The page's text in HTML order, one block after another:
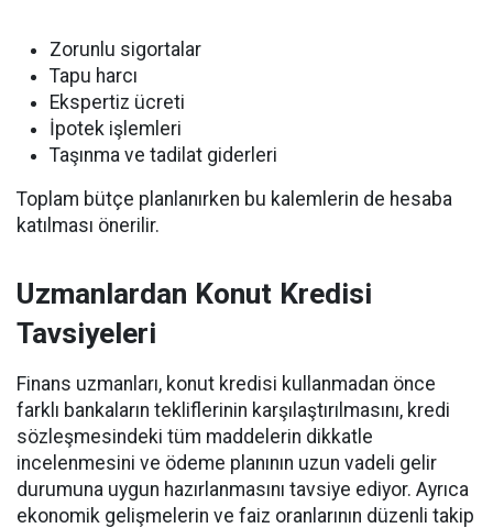
Zorunlu sigortalar
Tapu harcı
Ekspertiz ücreti
İpotek işlemleri
Taşınma ve tadilat giderleri
Toplam bütçe planlanırken bu kalemlerin de hesaba
katılması önerilir.
Uzmanlardan Konut Kredisi
Tavsiyeleri
Finans uzmanları, konut kredisi kullanmadan önce
farklı bankaların tekliflerinin karşılaştırılmasını, kredi
sözleşmesindeki tüm maddelerin dikkatle
incelenmesini ve ödeme planının uzun vadeli gelir
durumuna uygun hazırlanmasını tavsiye ediyor. Ayrıca
ekonomik gelişmelerin ve faiz oranlarının düzenli takip